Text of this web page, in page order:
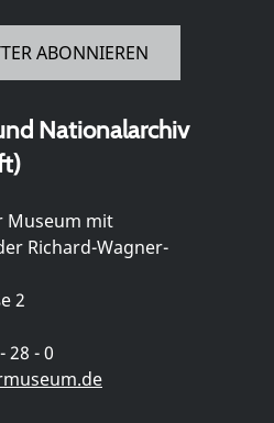
ABONNIEREN
Nationalarchiv
Museum mit
Richard-Wagner-
2
28 - 0